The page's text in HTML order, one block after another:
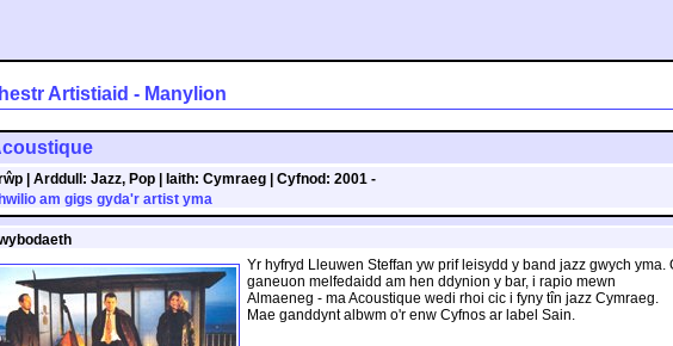
Artistiaid - Manylion
|Arddull: Jazz, Pop | Iaith: Cymraeg |Cyfnod: 2001 -
am gigs gyda'r artist yma
Yr hyfryd Lleuwen Steffan yw prif leisydd y band jazz gwych yma.
ganeuon melfedaidd am hen ddynion y bar, i rapio mewn
Almaeneg - ma Acoustique wedi rhoi cic i fyny tîn jazz Cymraeg.
Mae ganddynt albwm o'r enw Cyfnos ar label Sain.